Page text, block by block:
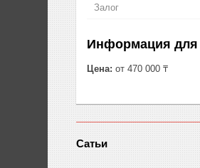
Залог
Информация для
Цена: от 470 000 ₸
Сатьи